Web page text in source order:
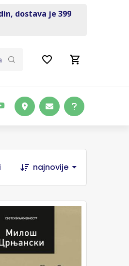
dostava je 399
najnovije